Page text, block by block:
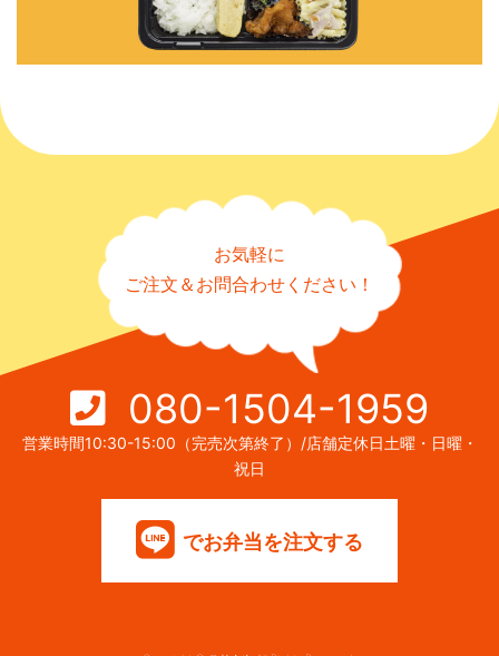
お気軽に
ご注文＆お問合わせください！
080-1504-1959
営業時間10:30-15:00（完売次第終了）/店舗定休日土曜・日曜・
祝日
でお弁当を注文する